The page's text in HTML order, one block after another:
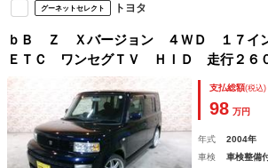
グーネットセレクト トヨタ
ｂＢ Ｚ Ｘバージョン ４ＷＤ １７イ
ＥＴＣ ワンセグＴＶ ＨＩＤ 走行２６
用車
支払総額(税込)
98 万円
年式 2004年
車検
車検整備